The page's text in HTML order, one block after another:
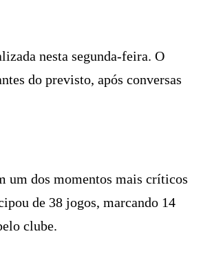
nesta segunda-feira. O
do previsto, após conversas
um dos momentos mais críticos
de 38 jogos, marcando 14
clube.